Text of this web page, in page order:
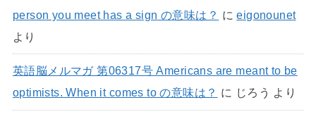
person you meet has a sign の意味は？ にeigonounet
より
英語脳メルマガ 第06317号 Americans are meant to be
optimists. When it comes to の意味は？ に じろう より